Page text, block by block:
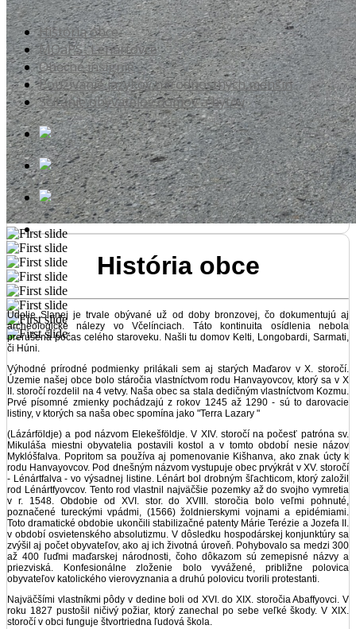
História obce
MOaPS- Lenartovce
Obecné insígnie
Používanie jazykov národnostných menšín
Sčítanie obyvateľov domov a bytov
História obce
Údolie Slanej je trvale obývané už od doby bronzovej, čo dokumentujú aj
archeologické nálezy vo Včelínciach. Táto kontinuita osídlenia nebola
prerušená počas celého staroveku. Našli tu domov Kelti, Longobardi, Sarmati,
či Húni.
Výhodné prírodné podmienky prilákali sem aj starých Maďarov v X. storočí.
Územie našej obce bolo stáročia vlastníctvom rodu Hanvayovcov, ktorý sa v X
II. storočí rozdelil na 4 vetvy. Naša obec sa stala dedičným vlastníctvom Kozmu.
Prvé písomné zmienky pochádzajú z rokov 1245 až 1290 - sú to darovacie
listiny, v ktorých sa naša obec spomína jako "Terra Lazary "
(Lázárföldje) a pod názvom Elekešföldje. V XIV. storočí na počesť patróna sv.
Mikuláša miestni obyvatelia postavili kostol a v tomto období nesie názov
Myklóšfalva. Popritom sa používa aj pomenovanie Kišhanva, ako znak úcty k
rodu Hanvayovcov. Pod dnešným názvom vystupuje obec prvýkrát v XV. storočí
- Lénártfalva - vo výsadnej listine. Lénárt bol drobným šľachticom, ktorý založil
rod Lénártfyovcov. Tento rod vlastnil najväčšie pozemky až do svojho vymretia
v r. 1548. Obdobie od XVI. stor. do XVIII. storočia bolo veľmi pohnuté,
poznačené tureckými vpádmi, (1566) žoldnierskymi vojnami a epidémiami.
Toto dramatické obdobie ukončili stabilizačné patenty Márie Terézie a Jozefa II.
v období osvietenského absolutizmu. V dôsledku hospodárskej konjunktúry sa
zvýšil aj počet obyvateľov, ako aj ich životná úroveň. Pohybovalo sa medzi 300
až 400 ľuďmi maďarskej národnosti, čoho dôkazom sú zemepisné názvy a
priezviská. Konfesionálne zloženie bolo vyvážené, približne polovica
obyvateľov katolického vierovyznania a druhú polovicu tvorili protestanti.
Najväčšími vlastníkmi pôdy v dedine boli od XVI. do XIX. storočia Abaffyovci. V
roku 1827 pustošil ničivý požiar, ktorý zanechal po sebe veľké škody. V XIX.
storočí v obci funguje štvortriedna ľudová škola.